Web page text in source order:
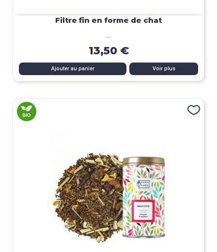
Filtre fin en forme de chat
...
13,50 €
Ajouter au panier Voir plus